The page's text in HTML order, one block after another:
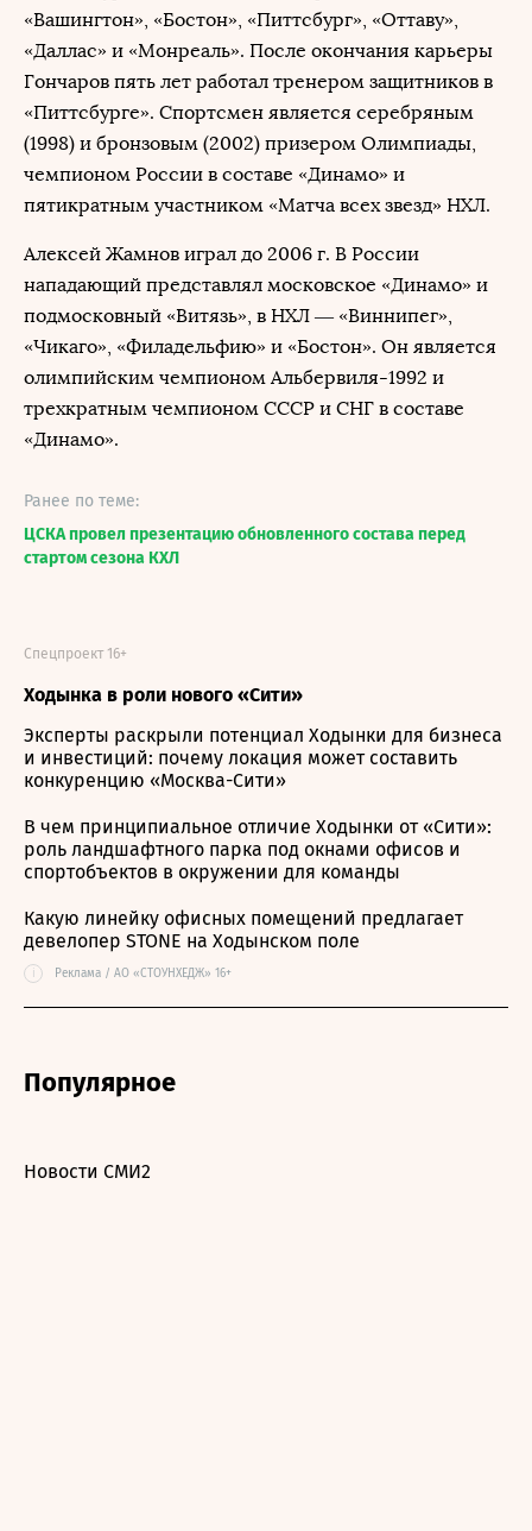
«Вашингтон», «Бостон», «Питтсбург», «Оттаву»,
«Даллас» и «Монреаль». После окончания карьеры
Гончаров пять лет работал тренером защитников в
«Питтсбурге». Спортсмен является серебряным
(1998) и бронзовым (2002) призером Олимпиады,
чемпионом России в составе «Динамо» и
пятикратным участником «Матча всех звезд» НХЛ.
Алексей Жамнов играл до 2006 г. В России
нападающий представлял московское «Динамо» и
подмосковный «Витязь», в НХЛ — «Виннипег»,
«Чикаго», «Филадельфию» и «Бостон». Он является
олимпийским чемпионом Альбервиля-1992 и
трехкратным чемпионом СССР и СНГ в составе
«Динамо».
Ранее по теме:
ЦСКА провел презентацию обновленного состава перед
стартом сезона КХЛ
Ходынка в роли нового «Сити»
Спецпроект 16+
Эксперты раскрыли потенциал Ходынки для бизнеса
и инвестиций: почему локация может составить
конкуренцию «Москва-Сити»
В чем принципиальное отличие Ходынки от «Сити»:
роль ландшафтного парка под окнами офисов и
спортобъектов в окружении для команды
Какую линейку офисных помещений предлагает
девелопер STONE на Ходынском поле
i Реклама / АО «СТОУНХЕДЖ» 16+
Популярное
Новости СМИ2